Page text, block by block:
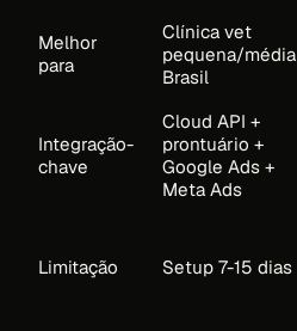
Melhor
para
Clínica vet
pequena/média
Brasil
Integração-
chave
Cloud API +
prontuário +
Google Ads +
Meta Ads
Limitação Setup 7-15 dias